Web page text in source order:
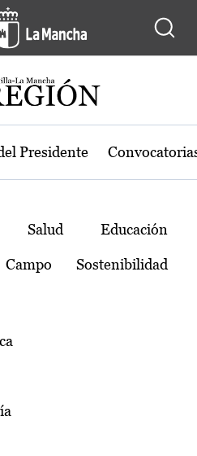
de Castilla-La
Presidente
Salud Educación
Campo Sostenibilidad